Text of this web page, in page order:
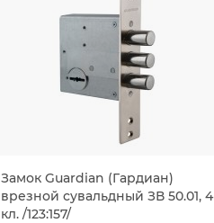
Замок Guardian (Гардиан)
врезной сувальдный ЗВ 50.01, 4
кл. /123:157/